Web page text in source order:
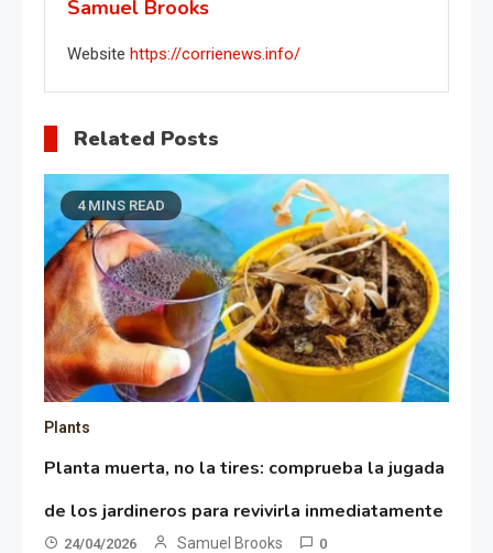
Samuel Brooks
Website https://corrienews.info/
Related Posts
4 MINS READ
Plants
Planta muerta, no la tires: comprueba la jugada
de los jardineros para revivirla inmediatamente
24/04/2026 Samuel Brooks 0